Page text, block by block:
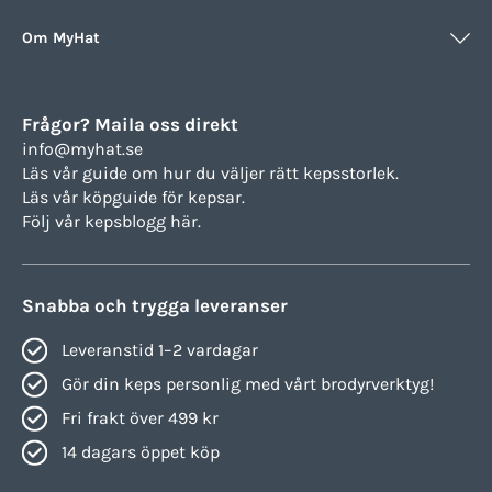
Om MyHat
Frågor? Maila oss direkt
info@myhat.se
Läs vår guide om hur du väljer rätt kepsstorlek.
Läs vår köpguide för kepsar.
Följ vår kepsblogg här.
Snabba och trygga leveranser
Leveranstid 1–2 vardagar
Gör din keps personlig med vårt brodyrverktyg!
Fri frakt över 499 kr
14 dagars öppet köp